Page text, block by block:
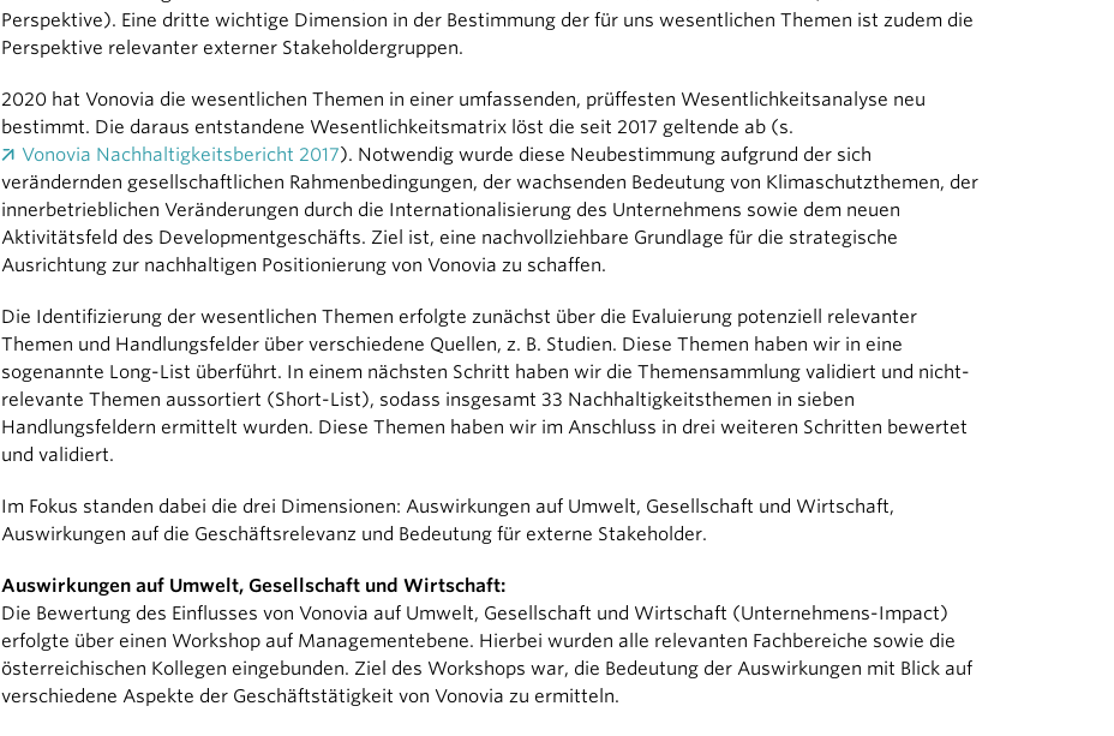
Perspektive). Eine dritte wichtige Dimension in der Bestimmung der für uns wesentlichen Themen ist zudem die
Perspektive relevanter externer Stakeholdergruppen.
2020 hat Vonovia die wesentlichen Themen in einer umfassenden, prüffesten Wesentlichkeitsanalyse neu
bestimmt. Die daraus entstandene Wesentlichkeitsmatrix löst die seit 2017 geltende ab (s.
Vonovia Nachhaltigkeitsbericht 2017). Notwendig wurde diese Neubestimmung aufgrund der sich
verändernden gesellschaftlichen Rahmenbedingungen, der wachsenden Bedeutung von Klimaschutzthemen, der
innerbetrieblichen Veränderungen durch die Internationalisierung des Unternehmens sowie dem neuen
Aktivitätsfeld des Developmentgeschäfts. Ziel ist, eine nachvollziehbare Grundlage für die strategische
Ausrichtung zur nachhaltigen Positionierung von Vonovia zu schaffen.
Die Identifizierung der wesentlichen Themen erfolgte zunächst über die Evaluierung potenziell relevanter
Themen und Handlungsfelder über verschiedene Quellen, z. B. Studien. Diese Themen haben wir in eine
sogenannte Long-List überführt. In einem nächsten Schritt haben wir die Themensammlung validiert und nicht-
relevante Themen aussortiert (Short-List), sodass insgesamt 33 Nachhaltigkeitsthemen in sieben
Handlungsfeldern ermittelt wurden. Diese Themen haben wir im Anschluss in drei weiteren Schritten bewertet
und validiert.
Im Fokus standen dabei die drei Dimensionen: Auswirkungen auf Umwelt, Gesellschaft und Wirtschaft,
Auswirkungen auf die Geschäftsrelevanz und Bedeutung für externe Stakeholder.
Auswirkungen auf Umwelt, Gesellschaft und Wirtschaft:
Die Bewertung des Einflusses von Vonovia auf Umwelt, Gesellschaft und Wirtschaft (Unternehmens-Impact)
erfolgte über einen Workshop auf Managementebene. Hierbei wurden alle relevanten Fachbereiche sowie die
österreichischen Kollegen eingebunden. Ziel des Workshops war, die Bedeutung der Auswirkungen mit Blick auf
verschiedene Aspekte der Geschäftstätigkeit von Vonovia zu ermitteln.